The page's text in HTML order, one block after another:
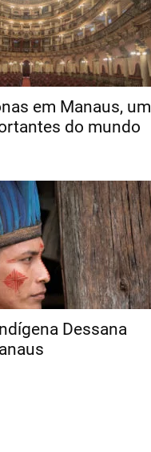
em Manaus, um
do mundo
Dessana